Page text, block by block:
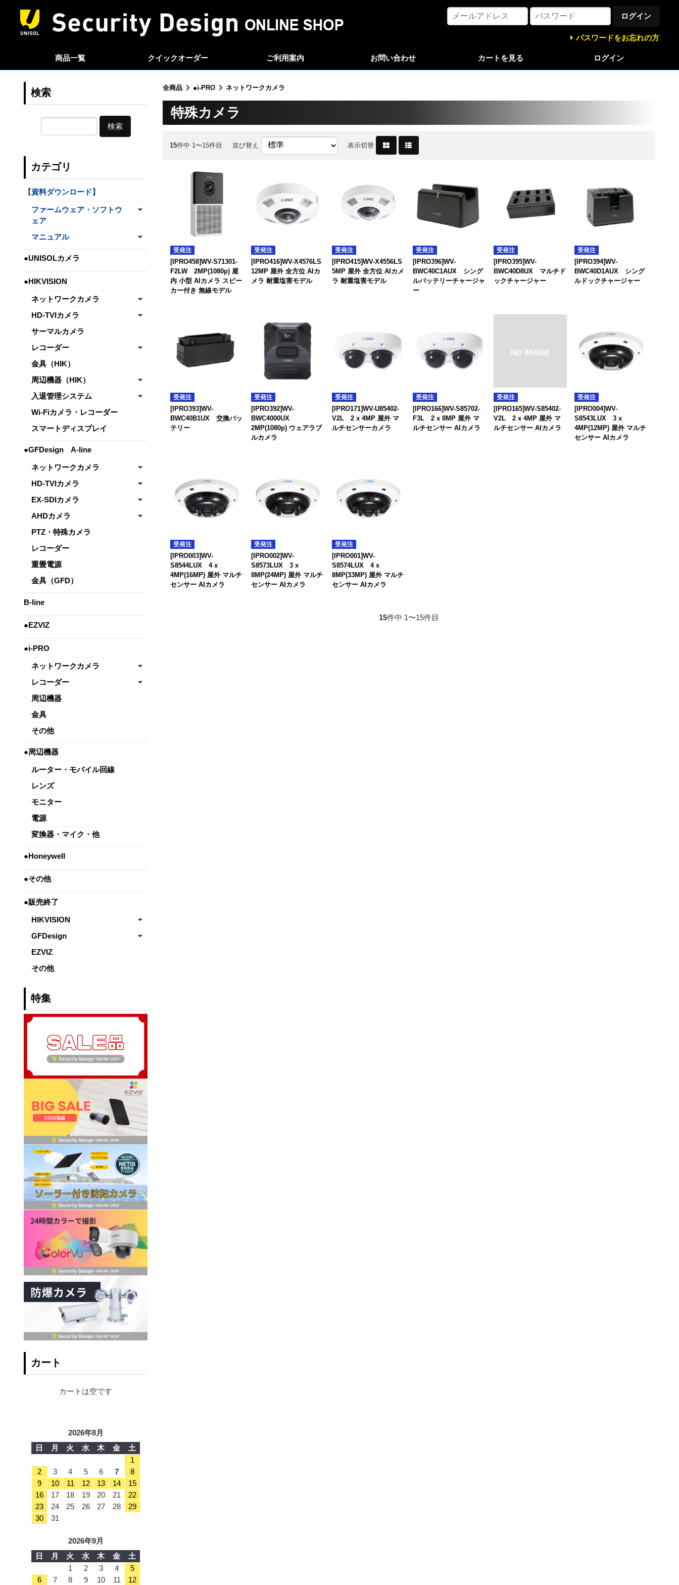
ログイン
パスワードをお忘れの方
商品一覧 クイックオーダー ご利用案内 お問い合わせ カートを見る ログイン
全商品 ●i-PRO ネットワークカメラ
特殊カメラ
15件中 1〜15件目 並び替え 表示切替
受発注
[IPRO458]WV-S71301-
F2LW 2MP(1080p) 屋
内 小型 AIカメラ スピー
カー付き 無線モデル
受発注
[IPRO416]WV-X4576LS
12MP 屋外 全方位 AIカ
メラ 耐重塩害モデル
受発注
[IPRO415]WV-X4556LS
5MP 屋外 全方位 AIカメ
ラ 耐重塩害モデル
受発注
[IPRO396]WV-
BWC40C1AUX シング
ルバッテリーチャージャ
ー
受発注
[IPRO395]WV-
BWC40D8UX マルチド
ックチャージャー
受発注
[IPRO394]WV-
BWC40D1AUX シング
ルドックチャージャー
受発注
[IPRO393]WV-
BWC40B1UX 交換バッ
テリー
受発注
[IPRO392]WV-
BWC4000UX
2MP(1080p) ウェアラブ
ルカメラ
受発注
[IPRO171]WV-U85402-
V2L 2 x 4MP 屋外 マ
ルチセンサーカメラ
受発注
[IPRO166]WV-S85702-
F3L 2 x 8MP 屋外 マ
ルチセンサー AIカメラ
受発注
[IPRO165]WV-S85402-
V2L 2 x 4MP 屋外 マ
ルチセンサー AIカメラ
受発注
[IPRO004]WV-
S8543LUX 3 x
4MP(12MP) 屋外 マルチ
センサー AIカメラ
受発注
[IPRO003]WV-
S8544LUX 4 x
4MP(16MP) 屋外 マルチ
センサー AIカメラ
受発注
[IPRO002]WV-
S8573LUX 3 x
8MP(24MP) 屋外 マルチ
センサー AIカメラ
受発注
[IPRO001]WV-
S8574LUX 4 x
8MP(33MP) 屋外 マルチ
センサー AIカメラ
15件中 1〜15件目
検索
検索
カテゴリ
【資料ダウンロード】
ファームウェア・ソフトウ
ェア
マニュアル
●UNISOLカメラ
●HIKVISION
ネットワークカメラ
HD-TVIカメラ
サーマルカメラ
レコーダー
金具（HIK）
周辺機器（HIK）
入退管理システム
Wi-Fiカメラ・レコーダー
スマートディスプレイ
●GFDesign A-line
ネットワークカメラ
HD-TVIカメラ
EX-SDIカメラ
AHDカメラ
PTZ・特殊カメラ
レコーダー
重畳電源
金具（GFD）
B-line
●EZVIZ
●i-PRO
ネットワークカメラ
レコーダー
周辺機器
金具
その他
●周辺機器
ルーター・モバイル回線
レンズ
モニター
電源
変換器・マイク・他
●Honeywell
●その他
●販売終了
HIKVISION
GFDesign
EZVIZ
その他
特集
カート
カートは空です
2026年8月
日
月 火 水 木 金
土
1
2
3 4 5 6 7
8
9
10 11 12 13 14
15
16
17 18 19 20 21
22
23
24 25 26 27 28
29
30
31
2026年9月
日
月 火 水 木 金
土
1
2 3 4
5
6
7 8 9 10 11 12